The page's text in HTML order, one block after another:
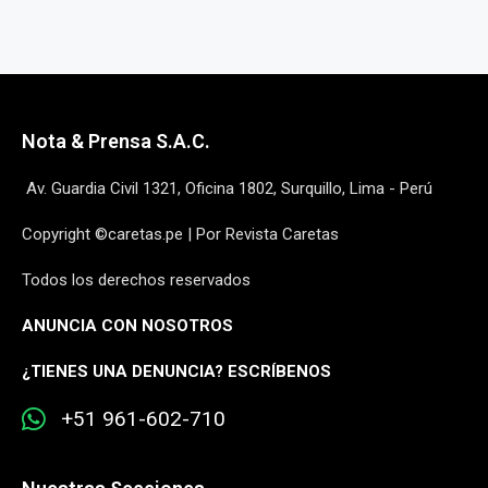
Nota & Prensa S.A.C.
Av. Guardia Civil 1321, Oficina 1802, Surquillo, Lima - Perú
Copyright ©caretas.pe | Por Revista Caretas
Todos los derechos reservados
ANUNCIA CON NOSOTROS
¿TIENES UNA DENUNCIA? ESCRÍBENOS
+51 961-602-710